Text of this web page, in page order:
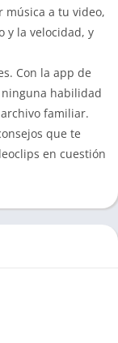
música a tu video,
y la velocidad, y
Con la app de
ninguna habilidad
familiar.
que te
en cuestión